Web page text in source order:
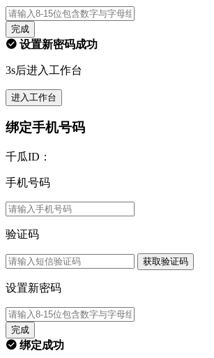
完成
设置新密码成功
3s后进入工作台
进入工作台
绑定手机号码
千瓜ID：
手机号码
验证码
获取验证码
设置新密码
完成
绑定成功